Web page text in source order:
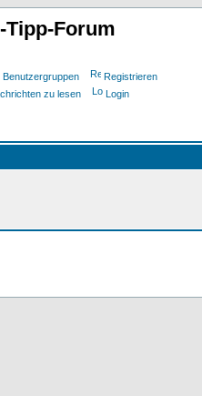
Tipp-Forum
Benutzergruppen
Registrieren
zu lesen Login